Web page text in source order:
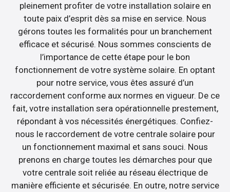
pleinement profiter de votre installation solaire en
toute paix d’esprit dès sa mise en service. Nous
gérons toutes les formalités pour un branchement
efficace et sécurisé. Nous sommes conscients de
l’importance de cette étape pour le bon
fonctionnement de votre système solaire. En optant
pour notre service, vous êtes assuré d’un
raccordement conforme aux normes en vigueur. De ce
fait, votre installation sera opérationnelle prestement,
répondant à vos nécessités énergétiques. Confiez-
nous le raccordement de votre centrale solaire pour
un fonctionnement maximal et sans souci. Nous
prenons en charge toutes les démarches pour que
votre centrale soit reliée au réseau électrique de
manière efficiente et sécurisée. En outre, notre service